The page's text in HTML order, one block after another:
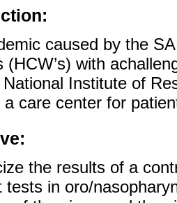
caused by the
(HCW’s) with
Institute of
a care center for
the results of a
tests in oro/